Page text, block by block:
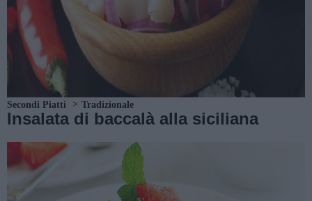
Secondi Piatti Tradizionale
Insalata di baccalà alla siciliana